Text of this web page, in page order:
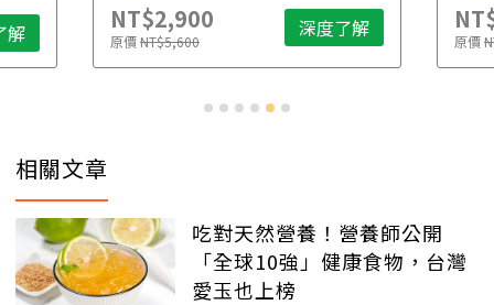
解 NT$2,900
原價NT$5,600 深度了解 原價
相關文章
吃對天然營養！營養師公開
「全球10強」健康食物，台灣
愛玉也上榜